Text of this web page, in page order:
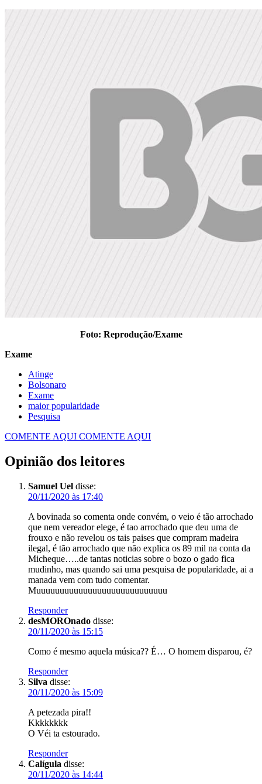
Foto: Reprodução/Exame
Exame
Atinge
Bolsonaro
Exame
maior popularidade
Pesquisa
COMENTE AQUI COMENTE AQUI
Opinião dos leitores
Samuel Uel disse:
20/11/2020 às 17:40
A bovinada so comenta onde convém, o veio é tão arrochado
que nem vereador elege, é tao arrochado que deu uma de
frouxo e não revelou os tais paises que compram madeira
ilegal, é tão arrochado que não explica os 89 mil na conta da
Micheque…..de tantas noticias sobre o bozo o gado fica
mudinho, mas quando sai uma pesquisa de popularidade, ai a
manada vem com tudo comentar.
Muuuuuuuuuuuuuuuuuuuuuuuuuuuu
Responder
desMOROnado disse:
20/11/2020 às 15:15
Como é mesmo aquela música?? É… O homem disparou, é?
Responder
Silva disse:
20/11/2020 às 15:09
A petezada pira!!
Kkkkkkkk
O Véi ta estourado.
Responder
Calígula disse:
20/11/2020 às 14:44